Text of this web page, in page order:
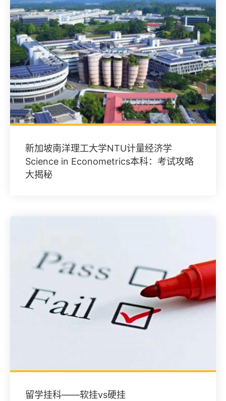
新加坡南洋理工大学NTU计量经济学
Science in Econometrics本科：考试攻略
大揭秘
留学挂科——软挂vs硬挂